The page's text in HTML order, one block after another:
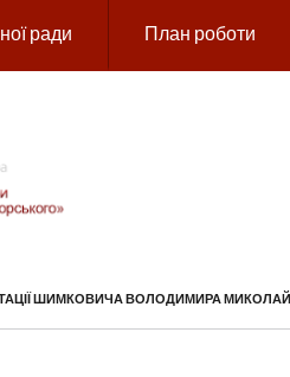
ради План роботи
ШИМКОВИЧА ВОЛОДИМИРА